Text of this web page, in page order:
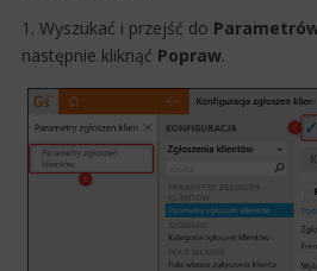
​1. Wyszukać i przejść do
następnie kliknąć Popraw.